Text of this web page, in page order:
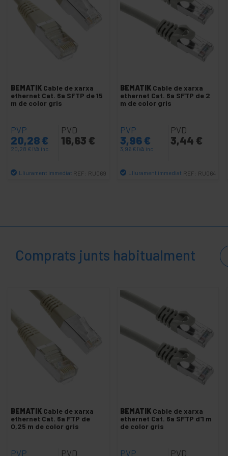
Cable FTP cat.6 groc
Cable FTP cat.6 blau
Cable FTP cat.6 blanc
Cable FTP cat.6 negre
Cable FTP cat.6 vermell
Cable FTP cat.6A groc
Cable FTP cat.6A blau
Cable FTP cat.6A verd
Cable de xarxa FTP cat.6 LSHF
+
Cable de xarxa SFTP cat.7 lshf
+
Cable de red SFTP cat.8 LSHF
Cable de xarxa SSTP cat.7
+
Cable de xarxa UTP cat.5e
Cable de xarxa UTP cat.6 / cat.6A
+
Cable de xarxa UTP cat.6 LSHF
Patch panel configurable
+
Conversor de UTP a fibra òptica
BEMATIK Cable de xarxa
ethernet Cat. 6a SFTP de 15
m de color gris
PVP
20,28€
20,28 € IVA inc.
PVD
16,63 €
Lliurament immediat REF: RU069
BEMATIK Cable de xarxa
ethernet Cat. 6a SFTP de 2
m de color gris
PVP
3,96€
3,96 € IVA inc.
PVD
3,44 €
Lliurament immediat REF: RU064
Comprats junts habitualment
BEMATIK Cable de xarxa
ethernet Cat. 6a FTP de
0,25 m de color gris
PVP PVD
BEMATIK Cable de xarxa
ethernet Cat. 6a SFTP d'1 m
de color gris
PVP PVD